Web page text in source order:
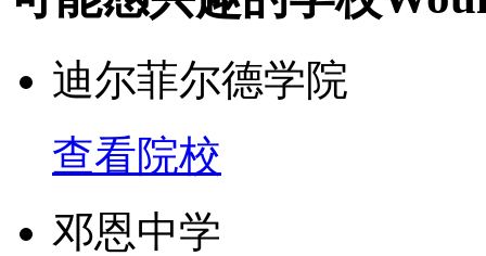
迪尔菲尔德学院
查看院校
邓恩中学